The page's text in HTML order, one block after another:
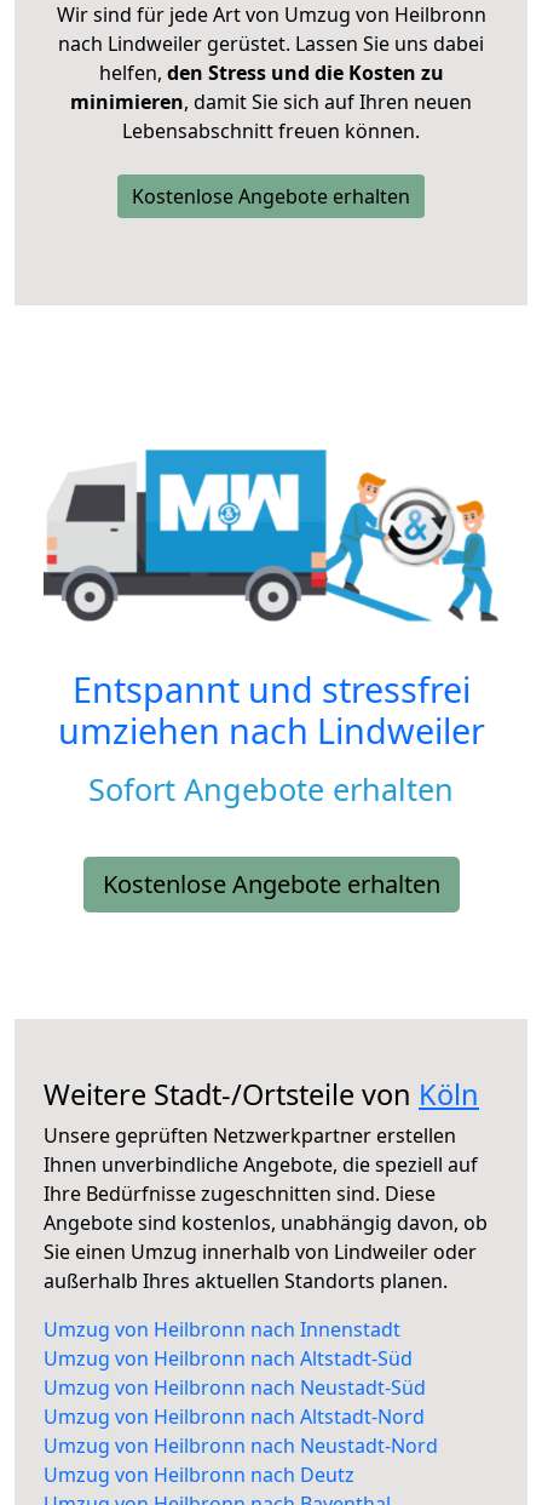
Wir sind für jede Art von Umzug von Heilbronn
nach Lindweiler gerüstet. Lassen Sie uns dabei
helfen, den Stress und die Kosten zu
minimieren, damit Sie sich auf Ihren neuen
Lebensabschnitt freuen können.
Kostenlose Angebote erhalten
Entspannt und stressfrei
umziehen nach Lindweiler
Sofort Angebote erhalten
Kostenlose Angebote erhalten
Weitere Stadt-/Ortsteile von Köln
Unsere geprüften Netzwerkpartner erstellen
Ihnen unverbindliche Angebote, die speziell auf
Ihre Bedürfnisse zugeschnitten sind. Diese
Angebote sind kostenlos, unabhängig davon, ob
Sie einen Umzug innerhalb von Lindweiler oder
außerhalb Ihres aktuellen Standorts planen.
Umzug von Heilbronn nach Innenstadt
Umzug von Heilbronn nach Altstadt-Süd
Umzug von Heilbronn nach Neustadt-Süd
Umzug von Heilbronn nach Altstadt-Nord
Umzug von Heilbronn nach Neustadt-Nord
Umzug von Heilbronn nach Deutz